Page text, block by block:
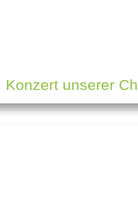
Konzert unserer